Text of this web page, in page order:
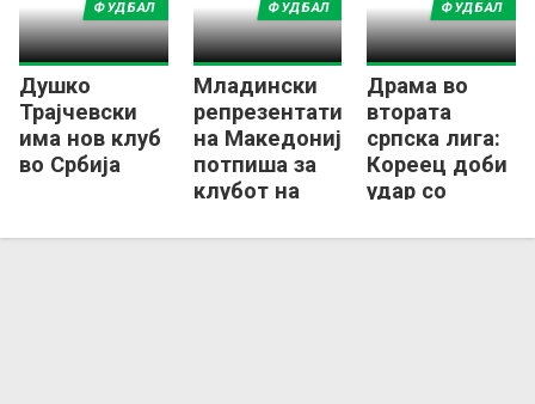
Душко
Трајчевски
има нов клуб
во Србија
ФУДБАЛ
Младински
репрезентативец
на Македонија
потпиша за
клубот на
ФУДБАЛ
Драма во
втората
српска лига:
Кореец доби
удар со
глава и
ФУДБАЛ